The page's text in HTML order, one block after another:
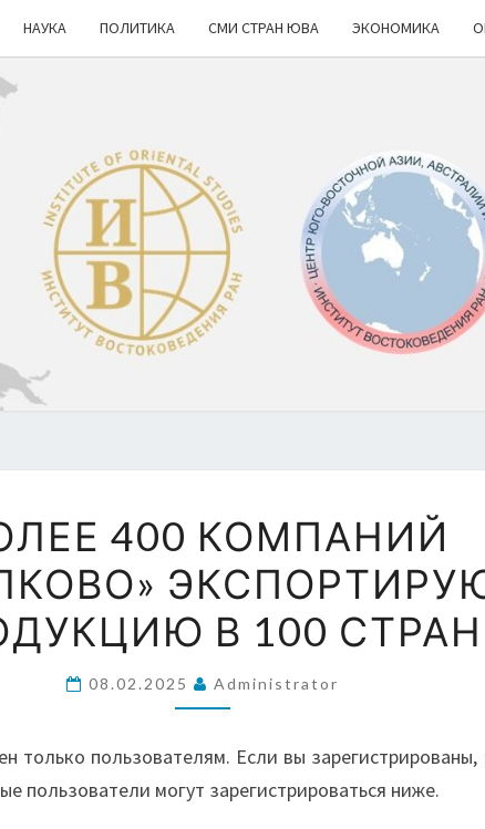
НАУКА ПОЛИТИКА СМИ СТРАН ЮВА ЭКОНОМИКА
И
ИВ
РАН
400
КОМПАНИЙ
«СКОЛКОВО»
ЭКСПОРТИРУЮТ
ПРОДУКЦИЮ
В
СТРАН
400 КОМПАНИЙ
В 100 СТРАН
08.02.2025 Administrator
только пользователям. Если вы
пользователи могут зарегистрироваться ниже.